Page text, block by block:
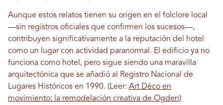
Aunque estos relatos tienen su origen en el folclore local
—sin registros oficiales que confirmen los sucesos—,
contribuyen significativamente a la reputación del hotel
como un lugar con actividad paranormal. El edificio ya no
funciona como hotel, pero sigue siendo una maravilla
arquitectónica que se añadió al Registro Nacional de
Lugares Históricos en 1990. (Leer: Art Déco en
movimiento: la remodelación creativa de Ogden)